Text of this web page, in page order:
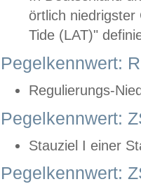
örtlich
Tide (LAT)"
Pegelkennwert:
Regulierungs-
Pegelkennwert:
Stauziel I einer
Pegelkennwert: